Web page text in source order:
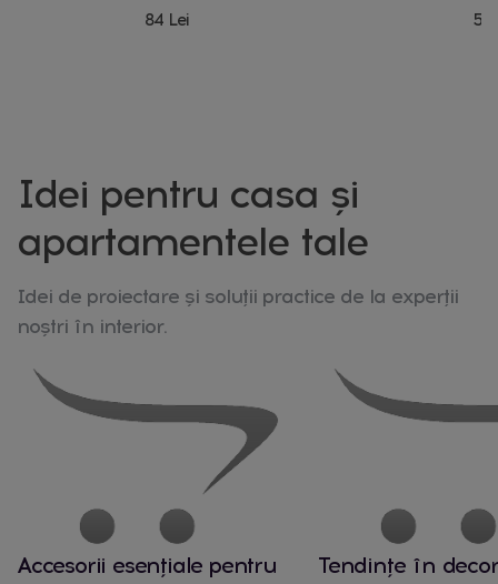
84 Lei
Idei pentru casa și
apartamentele tale
Idei de proiectare și soluții practice de la experții
noștri în interior.
Accesorii esențiale pentru
Tendințe în